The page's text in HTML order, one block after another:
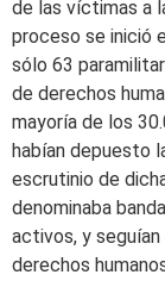
de las víctimas a
proceso se inició
sólo 63
de derechos
mayoría de los
habían depuesto
escrutinio de
denominaba
activos, y
derechos